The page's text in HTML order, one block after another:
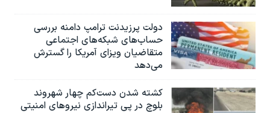
دولت پرزیدنت ترامپ دامنه بررسی
حساب‌های شبکه‌های اجتماعی
متقاضیان ویزای آمریکا را گسترش
می‌دهد
کشته شدن دست‌کم چهار شهروند
بلوچ در پی تیراندازی نیروهای امنیتی